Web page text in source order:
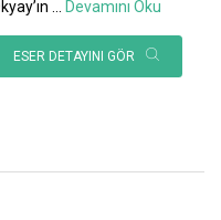
Devamını Oku
ESER DETAYINI GÖR